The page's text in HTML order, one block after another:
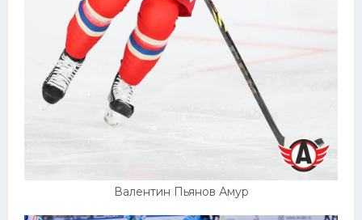
Валентин Пьянов Амур